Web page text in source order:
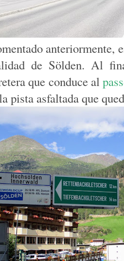
anteriormente,
de Sölden. Al
que conduce al
pista asfaltada que